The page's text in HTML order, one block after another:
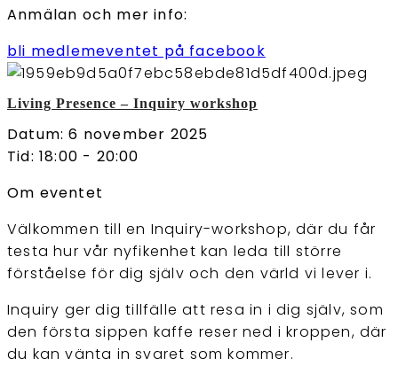
Anmälan och mer info:
bli medlemeventet på facebook
Living Presence – Inquiry workshop
Datum: 6 november 2025
Tid: 18:00 - 20:00
Om eventet
Välkommen till en Inquiry-workshop, där du får
testa hur vår nyfikenhet kan leda till större
förståelse för dig själv och den värld vi lever i.
Inquiry ger dig tillfälle att resa in i dig själv, som
den första sippen kaffe reser ned i kroppen, där
du kan vänta in svaret som kommer.